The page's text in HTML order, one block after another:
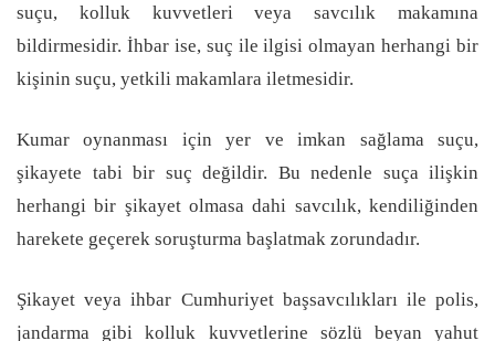
suçu, kolluk kuvvetleri veya savcılık makamına
bildirmesidir. İhbar ise, suç ile ilgisi olmayan herhangi bir
kişinin suçu, yetkili makamlara iletmesidir.
Kumar oynanması için yer ve imkan sağlama suçu,
şikayete tabi bir suç değildir. Bu nedenle suça ilişkin
herhangi bir şikayet olmasa dahi savcılık, kendiliğinden
harekete geçerek soruşturma başlatmak zorundadır.
Şikayet veya ihbar Cumhuriyet başsavcılıkları ile polis,
jandarma gibi kolluk kuvvetlerine sözlü beyan yahut